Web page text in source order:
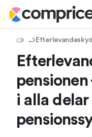
Tips & Råd
i alla delar